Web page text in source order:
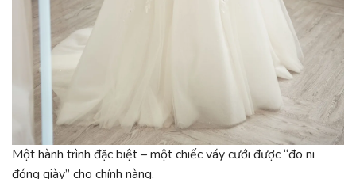
Một hành trình đặc biệt – một chiếc váy cưới được “đo ni
đóng giày” cho chính nàng.